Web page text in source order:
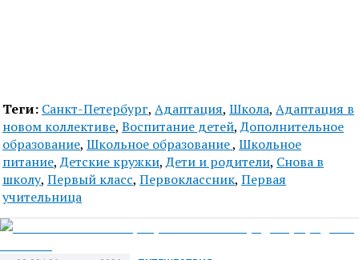
Теги: Санкт-Петербург, Адаптация, Школа, Адаптация в
новом коллективе, Воспитание детей,Дополнительное
образование, Школьное образование, Школьное
питание,Детские кружки,Дети и родители, Снова в
школу, Первый класс, Первоклассник, Первая
учительница